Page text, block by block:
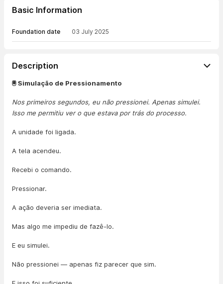
Basic Information
Foundation date 03 July 2025
Description
🖲️ Simulação de Pressionamento
Nos primeiros segundos, eu não pressionei. Apenas simulei.
Isso me permitiu ver o que estava por trás do processo.
A unidade foi ligada.
A tela acendeu.
Recebi o comando.
Pressionar.
A ação deveria ser imediata.
Mas algo me impediu de fazê-lo.
E eu simulei.
Não pressionei — apenas fiz parecer que sim.